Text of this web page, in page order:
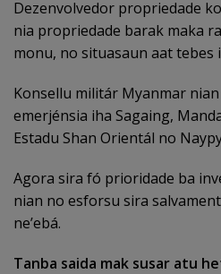
Dezenvolvedor propriedade
nia propriedade barak maka
monu, no situasaun aat tebes
Konsellu militár Myanmar
emerjénsia iha Sagaing,
Estadu Shan Orientál no
Agora sira fó prioridade ba
nian no esforsu sira
ne’ebá.
Tanba saida mak susar atu